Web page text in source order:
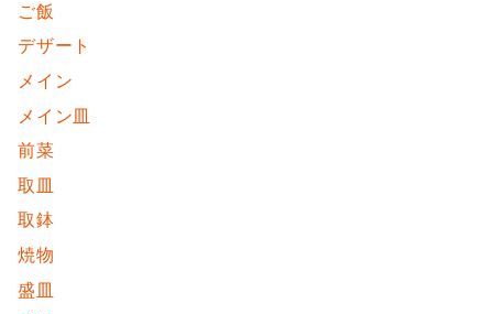
ご飯
デザート
メイン
メイン皿
前菜
取皿
取鉢
焼物
盛皿